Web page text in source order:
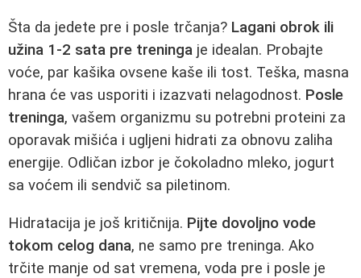
Šta da jedete pre i posle trčanja? Lagani obrok ili
užina 1-2 sata pre treninga je idealan. Probajte
voće, par kašika ovsene kaše ili tost. Teška, masna
hrana će vas usporiti i izazvati nelagodnost. Posle
treninga, vašem organizmu su potrebni proteini za
oporavak mišića i ugljeni hidrati za obnovu zaliha
energije. Odličan izbor je čokoladno mleko, jogurt
sa voćem ili sendvič sa piletinom.
Hidratacija je još kritičnija. Pijte dovoljno vode
tokom celog dana, ne samo pre treninga. Ako
trčite manje od sat vremena, voda pre i posle je